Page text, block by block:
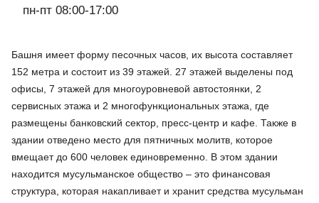
пн-пт 08:00-17:00
Башня имеет форму песочных часов, их высота составляет
152 метра и состоит из 39 этажей. 27 этажей выделены под
офисы, 7 этажей для многоуровневой автостоянки, 2
сервисных этажа и 2 многофункциональных этажа, где
размещены банковский сектор, пресс-центр и кафе. Также в
здании отведено место для пятничных молитв, которое
вмещает до 600 человек единовременно. В этом здании
находится мусульманское общество – это финансовая
структура, которая накапливает и хранит средства мусульман